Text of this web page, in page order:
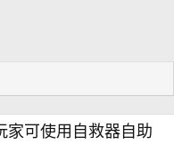
家可使用自救器自助